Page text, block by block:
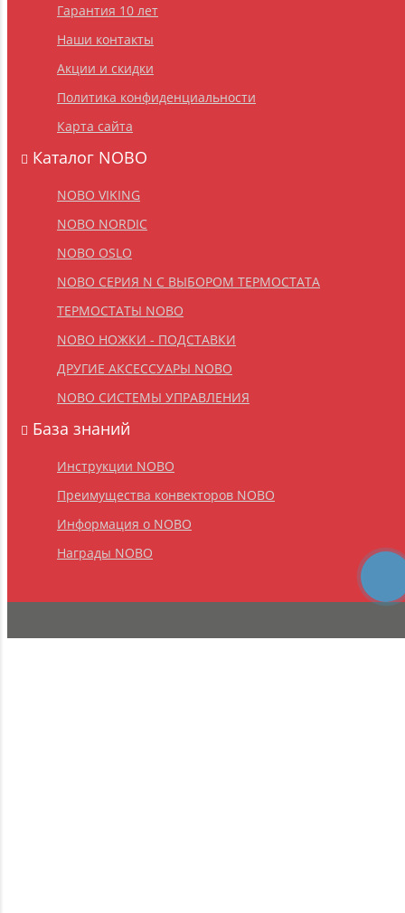
Гарантия 10 лет
Наши контакты
Акции и скидки
Политика конфиденциальности
Карта сайта
Каталог NOBO
NOBO VIKING
NOBO NORDIC
NOBO OSLO
NOBO СЕРИЯ N С ВЫБОРОМ ТЕРМОСТАТА
ТЕРМОСТАТЫ NOBO
NOBO НОЖКИ - ПОДСТАВКИ
ДРУГИЕ АКСЕССУАРЫ NOBO
NOBO CИСТЕМЫ УПРАВЛЕНИЯ
База знаний
Инструкции NOBO
Преимущества конвекторов NOBO
Информация о NOBO
Награды NOBO